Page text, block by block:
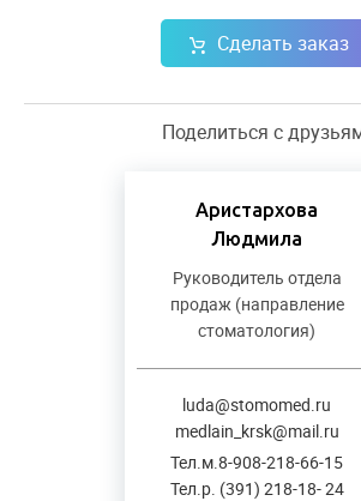
Сделать заказ
Поделиться с
Аристархова
Людмила
Руководитель отдела
продаж (направление
стоматология)
luda@stomomed.ru
medlain_krsk@mail.ru
Тел.м.8-908-218-66-15
Тел.р. (391) 218-18- 24